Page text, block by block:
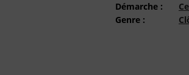
Démarche :
Genre :